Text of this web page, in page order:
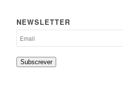
NEWSLETTER
Subscrever